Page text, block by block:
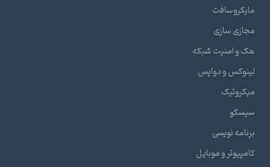
مایکروسافت
مجازی سازی
هک و امنیت شبکه
لینوکس و دواپس
میکروتیک
سیسکو
برنامه نویسی
کامپیوتر و موبایل